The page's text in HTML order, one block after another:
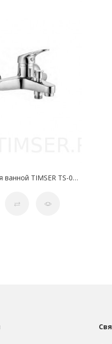
Смеситель для ванной TIMSER TS-01-11 35 мм